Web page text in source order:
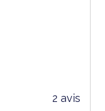
2 avis